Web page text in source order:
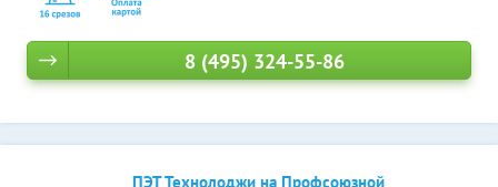
8 (495) 324-55-86
ПЭТ Технолоджи на Профсоюзной